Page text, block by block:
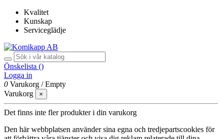
Kvalitet
Kunskap
Serviceglädje
Önskelista ()
Logga in
0 Varukorg /Empty
Varukorg
×
Det finns inte fler produkter i din varukorg
Den här webbplatsen använder sina egna och tredjepartscookies för